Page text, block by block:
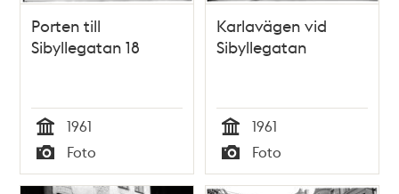
Porten till
Sibyllegatan 18
Tid
1961
Typ
Foto
Karlavägen vid
Sibyllegatan
Tid
1961
Typ
Foto